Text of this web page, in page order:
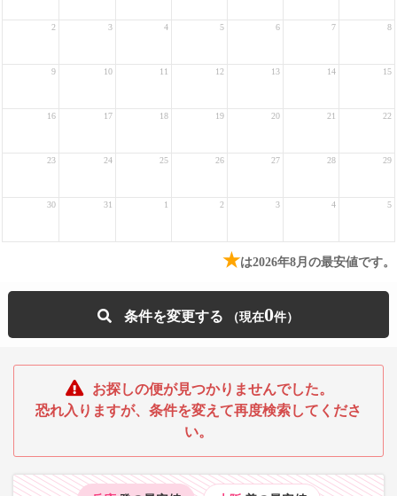
2 3 4 5 6 7 8
9 10 11 12 13 14 15
16 17 18 19 20 21 22
23 24 25 26 27 28 29
30 31 1 2 3 4 5
★は2026年8月の最安値です。
条件を変更する 0
お探しの便が見つかりませんでした。
恐れ入りますが、条件を変えて再度検索してくださ
い。